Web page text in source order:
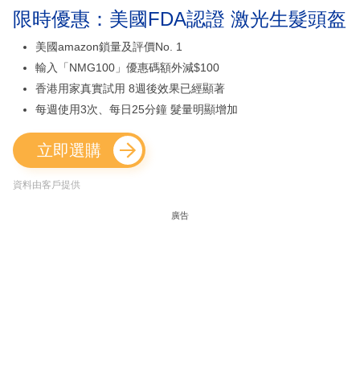
限時優惠：美國FDA認證 激光生髮頭盔
美國amazon鎖量及評價No. 1
輸入「NMG100」優惠碼額外減$100
香港用家真實試用 8週後效果已經顯著
每週使用3次、每日25分鐘 髮量明顯增加
立即選購
資料由客戶提供
廣告